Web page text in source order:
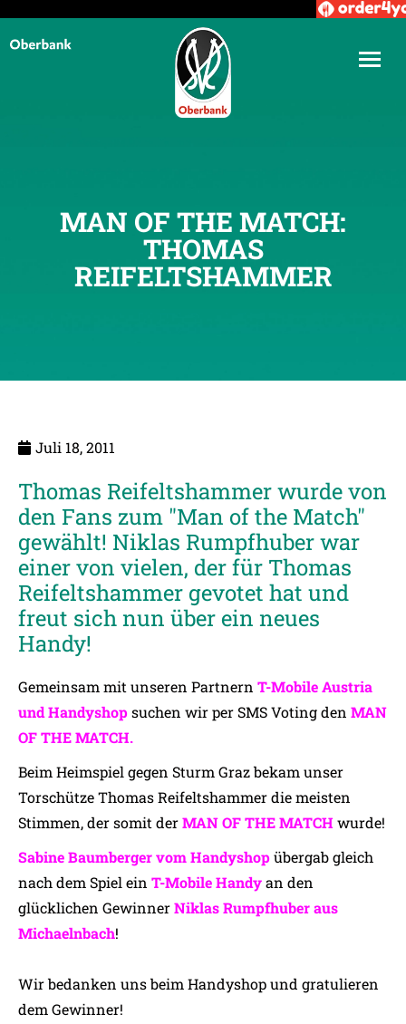
MAN OF THE MATCH:
THOMAS
REIFELTSHAMMER
Juli 18, 2011
Thomas Reifeltshammer wurde von
den Fans zum "Man of the Match"
gewählt! Niklas Rumpfhuber war
einer von vielen, der für Thomas
Reifeltshammer gevotet hat und
freut sich nun über ein neues
Handy!
Gemeinsam mit unseren Partnern T-Mobile Austria
und Handyshopsuchen wir per SMS Voting den MAN
OF THE MATCH.
Beim Heimspiel gegen Sturm Graz bekam unser
Torschütze Thomas Reifeltshammer die meisten
Stimmen, der somit derMAN OF THE MATCH wurde!
Sabine Baumberger vom Handyshopübergab gleich
nach dem Spiel ein T-Mobile Handyan den
glücklichen GewinnerNiklas Rumpfhuber aus
Michaelnbach!
Wir bedanken uns beim Handyshop und gratulieren
dem Gewinner!